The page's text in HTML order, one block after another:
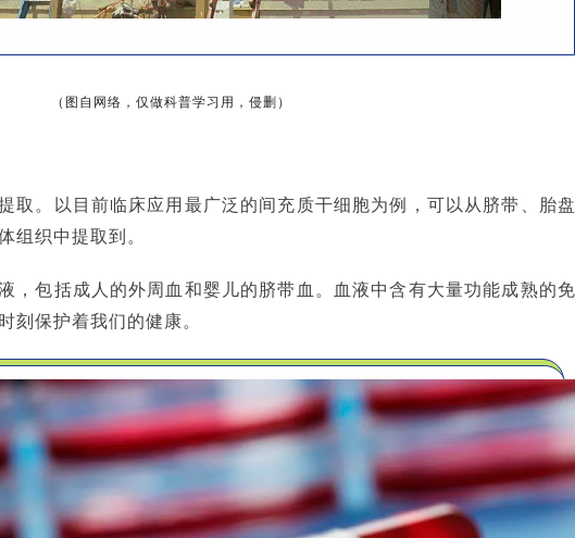
（图自网络，仅做科普学习用，侵删）
取。以目前临床应用最广泛的间充质干细胞为例，可以从脐带、胎
组织中提取到。
，包括成人的外周血和婴儿的脐带血。血液中含有大量功能成熟的
刻保护着我们的健康。